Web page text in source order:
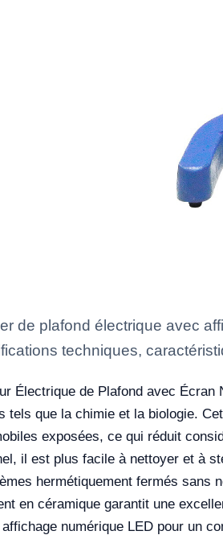
de plafond électrique avec
techniques,
Électrique de Plafond avec
tels que la chimie et la biologie.
exposées, ce qui réduit
il est plus facile à nettoyer et à
hermétiquement fermés sans
en céramique garantit une
numérique LED pour un